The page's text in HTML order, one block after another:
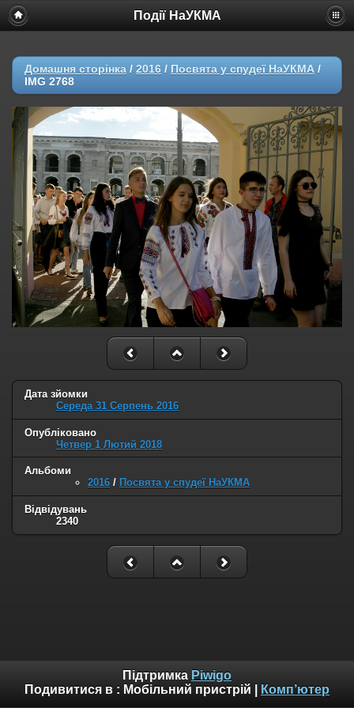
Події НаУКМА
Домашня сторінка / 2016 / Посвята у спудеї НаУКМА /
IMG 2768
Дата зйомки
Середа 31 Серпень 2016
Опубліковано
Четвер 1 Лютий 2018
Альбоми
2016 / Посвята у спудеї НаУКМА
Відвідувань
2340
Підтримка Piwigo
Подивитися в : Мобільний пристрій Комп’ютер